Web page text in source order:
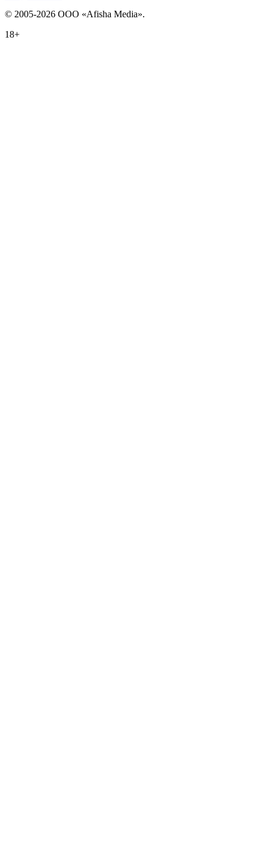
© 2005-2026 ООО «Afisha Media».
18+